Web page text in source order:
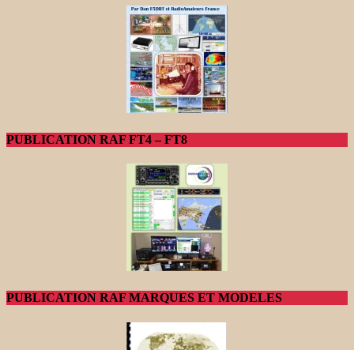
PUBLICATION RAF FT4 – FT8
PUBLICATION RAF MARQUES ET MODELES